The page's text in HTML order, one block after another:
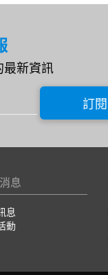
最新資訊
訂閱
息
息
動